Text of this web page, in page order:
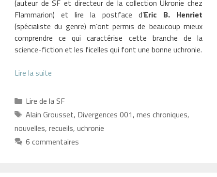
(auteur de SF et directeur de la collection Ukronie chez
Flammarion) et lire la postface d’Eric B. Henriet
(spécialiste du genre) m’ont permis de beaucoup mieux
comprendre ce qui caractérise cette branche de la
science-fiction et les ficelles qui font une bonne uchronie.
Lire la suite
Catégories
Lire de la SF
Étiquettes
Alain Grousset, Divergences 001, mes chroniques,
nouvelles, recueils, uchronie
6 commentaires